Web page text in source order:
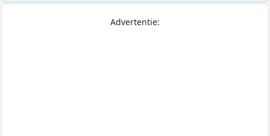
Advertentie: